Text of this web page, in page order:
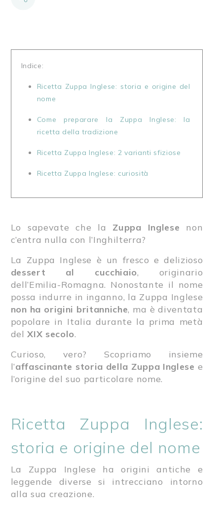
Indice:
Ricetta Zuppa Inglese: storia e origine del
nome
Come preparare la Zuppa Inglese: la
Ricetta Zuppa Inglese: 2 varianti sfiziose
Ricetta Zuppa Inglese: curiosità
Lo sapevate che la Zuppa Inglese non
c’entra nulla con l’Inghilterra?
La Zuppa Inglese è un fresco e delizioso
dessert al cucchiaio, originario
dell’Emilia-Romagna. Nonostante il nome
possa indurre in inganno, la Zuppa Inglese
non ha origini britanniche, ma è diventata
popolare in Italia durante la prima metà
del XIX secolo.
Curioso, vero? Scopriamo insieme
l’affascinante storia della Zuppa Inglese e
l’origine del suo particolare nome.
Ricetta Zuppa Inglese:
storia e origine del nome
La Zuppa Inglese ha origini antiche e
leggende diverse si intrecciano intorno
alla sua creazione.